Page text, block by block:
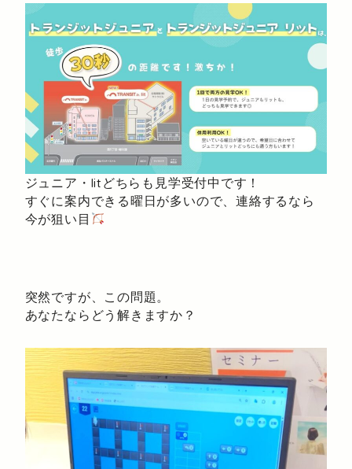
ジュニア・litどちらも見学受付中です！
すぐに案内できる曜日が多いので、連絡するなら
今が狙い目
突然ですが、この問題。
あなたならどう解きますか？